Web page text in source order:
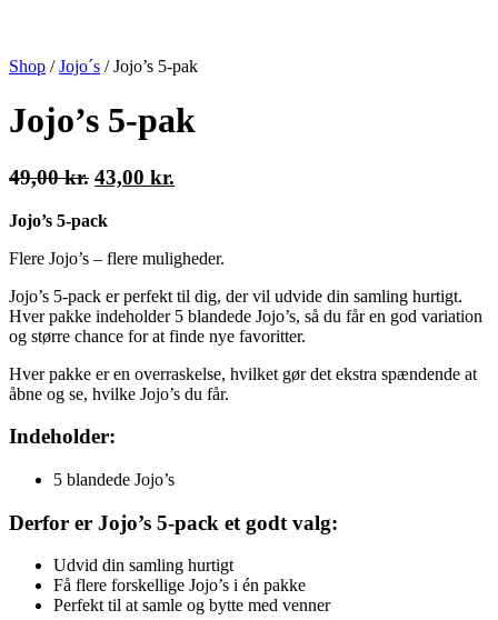
Shop /Jojo´s /Jojo’s 5-pak
Jojo’s 5-pak
49,00kr. Den
pris
var:
49,00 kr..
43,00 kr.
er:
43,00 kr..
Jojo’s 5-pack
Flere Jojo’s – flere muligheder.
Jojo’s 5-pack er perfekt til dig, der vil udvide din samling hurtigt.
Hver pakke indeholder 5 blandede Jojo’s, så du får en god variation
og større chance for at finde nye favoritter.
Hver pakke er en overraskelse, hvilket gør det ekstra spændende at
åbne og se, hvilke Jojo’s du får.
Indeholder:
5 blandede Jojo’s
Derfor er Jojo’s 5-pack et godt valg:
Udvid din samling hurtigt
Få flere forskellige Jojo’s i én pakke
Perfekt til at samle og bytte med venner